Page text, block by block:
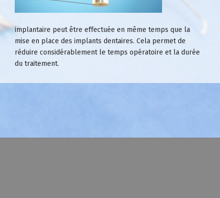
implantaire peut être effectuée en même temps que la
mise en place des implants dentaires. Cela permet de
réduire considérablement le temps opératoire et la durée
du traitement.